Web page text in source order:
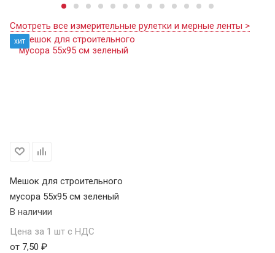
Смотреть все измерительные рулетки и мерные ленты >
хит
Мешок для строительного
мусора 55х95 см зеленый
В наличии
Цена за 1 шт с НДС
от 7,50 ₽